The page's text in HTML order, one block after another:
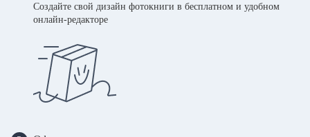
Создайте свой дизайн фотокниги в бесплатном и удобном
онлайн-редакторе